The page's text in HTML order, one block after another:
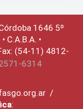
1646 5º
C.A.B.A. •
(54-11) 4812-
6314
/
: